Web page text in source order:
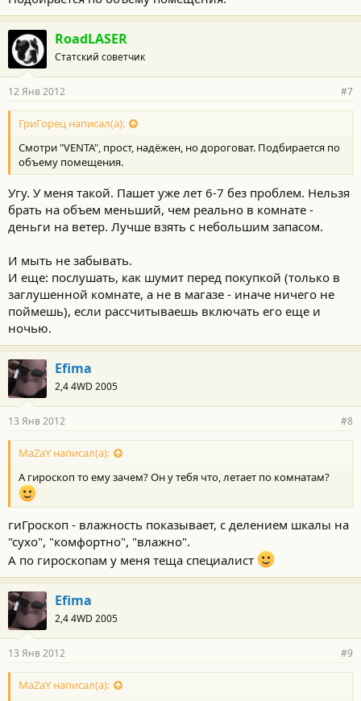
RoadLASER
Статский советчик
12 Янв 2012 #7
ГриГорец написал(а):
Смотри "VENTA", прост, надёжен, но дороговат. Подбирается по
объему помещения.
Угу. У меня такой. Пашет уже лет 6-7 без проблем. Нельзя
брать на объем меньший, чем реально в комнате -
деньги на ветер. Лучше взять с небольшим запасом.
И мыть не забывать.
И еще: послушать, как шумит перед покупкой (только в
заглушенной комнате, а не в магазе - иначе ничего не
поймешь), если рассчитываешь включать его еще и
ночью.
Efima
2,4 4WD 2005
13 Янв 2012 #8
MaZaY написал(а):
А гироскоп то ему зачем? Он у тебя что, летает по комнатам?
гиГроскоп - влажность показывает, с делением шкалы на
"сухо", "комфортно", "влажно".
А по гироскопам у меня теща специалист
Efima
2,4 4WD 2005
13 Янв 2012 #9
MaZaY написал(а):